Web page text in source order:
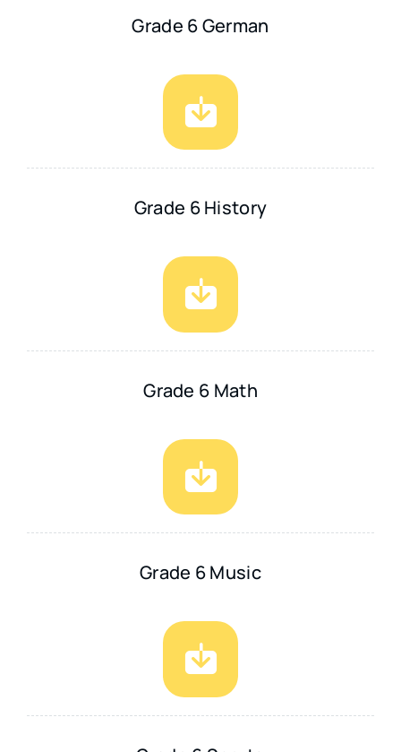
Grade 6 German
Grade 6 History
Grade 6 Math
Grade 6 Music